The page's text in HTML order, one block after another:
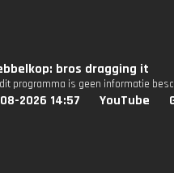
bros dragging it
programma is geen informatie
2026 14:57 YouTube